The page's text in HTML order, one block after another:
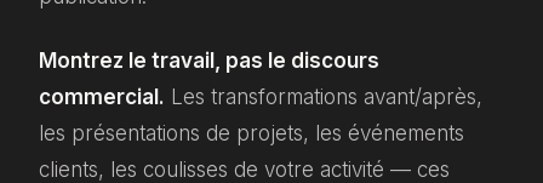
Montrez le travail, pas le discours
commercial. Les transformations avant/après,
les présentations de projets, les événements
clients, les coulisses de votre activité — ces